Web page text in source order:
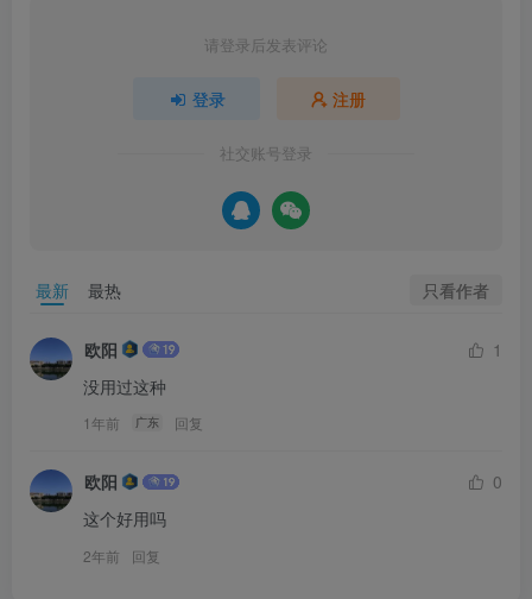
请登录后发表评论
登录 注册
社交账号登录
最新 最热 只看作者
欧阳
1
没用过这种
1年前 广东 回复
欧阳
0
这个好用吗
2年前 回复